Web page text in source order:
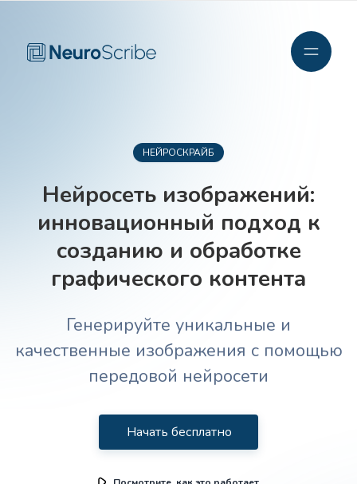
НЕЙРОСКРАЙБ
Нейросеть изображений:
инновационный подход к
созданию и обработке
графического контента
Генерируйте уникальные и
качественные изображения с помощью
передовой нейросети
Начать бесплатно